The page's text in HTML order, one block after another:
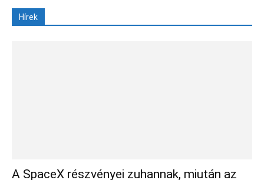
Hírek
A SpaceX részvényei zuhannak, miután az